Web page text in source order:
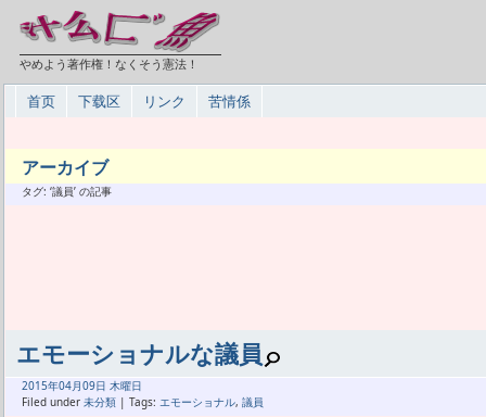
やめよう著作権！なくそう憲法！
首页 下载区 リンク 苦情係
アーカイブ
タグ: ‘議員’ の記事
エモーショナルな議員
2015年04月09日 木曜日
Filed under 未分類 | Tags: エモーショナル, 議員